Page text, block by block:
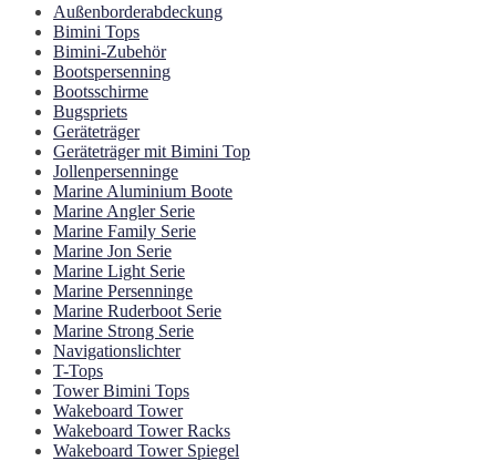
Außenborderabdeckung
Bimini Tops
Bimini-Zubehör
Bootspersenning
Bootsschirme
Bugspriets
Geräteträger
Geräteträger mit Bimini Top
Jollenpersenninge
Marine Aluminium Boote
Marine Angler Serie
Marine Family Serie
Marine Jon Serie
Marine Light Serie
Marine Persenninge
Marine Ruderboot Serie
Marine Strong Serie
Navigationslichter
T-Tops
Tower Bimini Tops
Wakeboard Tower
Wakeboard Tower Racks
Wakeboard Tower Spiegel